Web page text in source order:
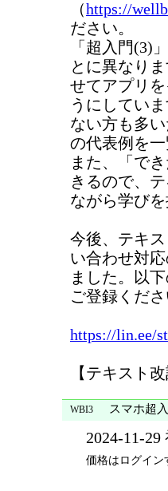
（https://
ださい。
「超入門(3)
とに異なり
せてアプリ
うにしてい
ない方も多
の代表例を
また、「で
きるので、
ながら学び
今後、テキ
い合わせ対
ました。以
ご登録くだ
https://lin.ee/
【テキスト
WBI3 スマホ超
2024-11-29
価格はログイン